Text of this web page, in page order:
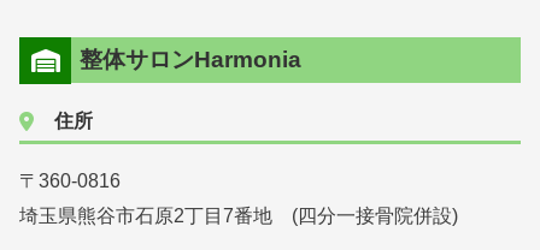
整体サロンHarmonia
住所
〒360-0816
埼玉県熊谷市石原2丁目7番地 (四分一接骨院併設)